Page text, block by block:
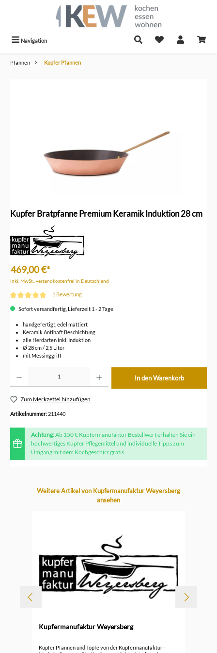
Navigation
Pfannen Kupfer Pfannen
Kupfer Bratpfanne Premium Keramik Induktion 28 cm
469,00 €*
inkl. MwSt., versandkostenfrei in Deutschland
1 Bewertung
Sofort versandfertig, Lieferzeit 1 - 2 Tage
handgefertigt, edel mattiert
Keramik Antihaft Beschichtung
alle Herdarten inkl. Induktion
Ø 28 cm / 2,5 Liter
mit Messinggriff
In den Warenkorb
Zum Merkzettel hinzufügen
Artikelnummer: 211440
Achtung:Ab 150 € Kupfermanufaktur Bestellwert erhalten Sie ein
hochwertiges Kupfer Pflegemittel und individuelle Tipps zum
Umgang mit dem Kochgeschirr gratis.
Produktgalerie überspringen
Weitere Artikel von Kupfermanufaktur Weyersberg
ansehen
Kupfermanufaktur Weyersberg
Kupfer Pfannen und Töpfe von der Kupfermanufaktur -